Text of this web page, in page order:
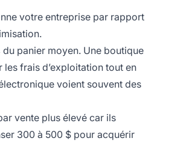
votre entreprise par rapport
panier moyen. Une boutique
les frais d’exploitation tout en
voient souvent des
vente plus élevé car ils
300 à 500 $ pour acquérir